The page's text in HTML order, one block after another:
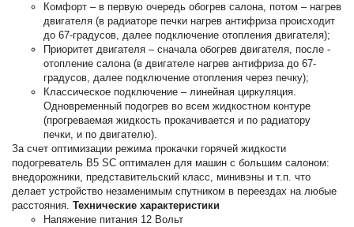
Комфорт – в первую очередь обогрев салона, потом – нагрев
двигателя (в радиаторе печки нагрев антифриза происходит
до 67-градусов, далее подключение отопления двигателя);
Приоритет двигателя – сначала обогрев двигателя, после -
отопление салона (в двигателе нагрев антифриза до 67-
градусов, далее подключение отопления через печку);
Классическое подключение – линейная циркуляция.
Одновременный подогрев во всем жидкостном контуре
(прогреваемая жидкость прокачивается и по радиатору
печки, и по двигателю).
За счет оптимизации режима прокачки горячей жидкости
подогреватель B5 SC оптимален для машин с большим салоном:
внедорожники, представительский класс, минивэны и т.п. что
делает устройство незаменимым спутником в переездах на любые
расстояния.Технические характеристики
Напяжение питания 12 Вольт